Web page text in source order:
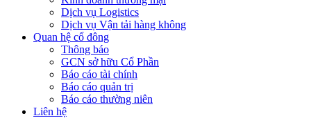
Dịch vụ Logistics
Dịch vụ Vận tải hàng không
Quan hệ cổ đông
Thông báo
GCN sở hữu Cổ Phần
Báo cáo tài chính
Báo cáo quản trị
Báo cáo thường niên
Liên hệ